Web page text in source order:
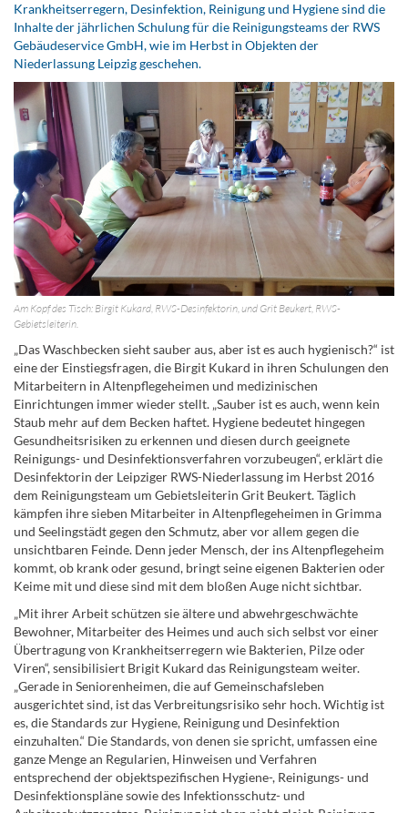
Krankheitserregern, Desinfektion, Reinigung und Hygiene sind die
Inhalte der jährlichen Schulung für die Reinigungsteams der RWS
Gebäudeservice GmbH, wie im Herbst in Objekten der
Niederlassung Leipzig geschehen.
Am Kopf des Tisch: Birgit Kukard, RWS-Desinfektorin, und Grit Beukert, RWS-
Gebietsleiterin.
„Das Waschbecken sieht sauber aus, aber ist es auch hygienisch?“ ist
eine der Einstiegsfragen, die Birgit Kukard in ihren Schulungen den
Mitarbeitern in Altenpflegeheimen und medizinischen
Einrichtungen immer wieder stellt. „Sauber ist es auch, wenn kein
Staub mehr auf dem Becken haftet. Hygiene bedeutet hingegen
Gesundheitsrisiken zu erkennen und diesen durch geeignete
Reinigungs- und Desinfektionsverfahren vorzubeugen“, erklärt die
Desinfektorin der Leipziger RWS-Niederlassung im Herbst 2016
dem Reinigungsteam um Gebietsleiterin Grit Beukert. Täglich
kämpfen ihre sieben Mitarbeiter in Altenpflegeheimen in Grimma
und Seelingstädt gegen den Schmutz, aber vor allem gegen die
unsichtbaren Feinde. Denn jeder Mensch, der ins Altenpflegeheim
kommt, ob krank oder gesund, bringt seine eigenen Bakterien oder
Keime mit und diese sind mit dem bloßen Auge nicht sichtbar.
„Mit ihrer Arbeit schützen sie ältere und abwehrgeschwächte
Bewohner, Mitarbeiter des Heimes und auch sich selbst vor einer
Übertragung von Krankheitserregern wie Bakterien, Pilze oder
Viren“, sensibilisiert Brigit Kukard das Reinigungsteam weiter.
„Gerade in Seniorenheimen, die auf Gemeinschafsleben
ausgerichtet sind, ist das Verbreitungsrisiko sehr hoch. Wichtig ist
es, die Standards zur Hygiene, Reinigung und Desinfektion
einzuhalten.“ Die Standards, von denen sie spricht, umfassen eine
ganze Menge an Regularien, Hinweisen und Verfahren
entsprechend der objektspezifischen Hygiene-, Reinigungs- und
Desinfektionspläne sowie des Infektionsschutz- und